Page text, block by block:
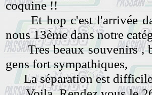
coquine !!
Et hop c'est l'arrivée
nous 13ème dans notre
Tres beaux souvenirs ,
gens fort sympathiques,
La séparation est